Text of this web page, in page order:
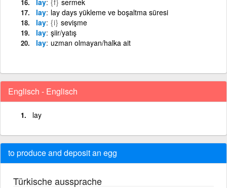
lay {f} sermek
lay lay days yükleme ve boşaltma süresi
lay {i} sevişme
lay şiir/yatış
lay uzman olmayan/halka ait
Englisch - Englisch
lay
to produce and deposit an egg
Türkische aussprache